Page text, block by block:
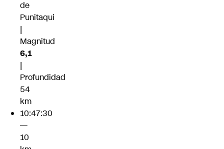
de
Punitaqui
|
Magnitud
6,1
|
Profundidad
54
km
10:47:30
—
10